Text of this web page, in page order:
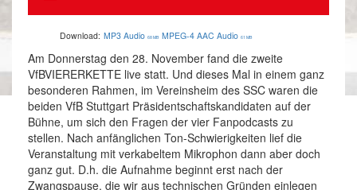
Download: MP3 Audio 68 MB MPEG-4 AAC Audio 61 MB
Am Donnerstag den 28. November fand die zweite
VfBVIERERKETTE live statt. Und dieses Mal in einem ganz
besonderen Rahmen, im Vereinsheim des SSC waren die
beiden VfB Stuttgart Präsidentschaftskandidaten auf der
Bühne, um sich den Fragen der vier Fanpodcasts zu
stellen. Nach anfänglichen Ton-Schwierigkeiten lief die
Veranstaltung mit verkabeltem Mikrophon dann aber doch
ganz gut. D.h. die Aufnahme beginnt erst nach der
Zwangspause, die wir aus technischen Gründen einlegen